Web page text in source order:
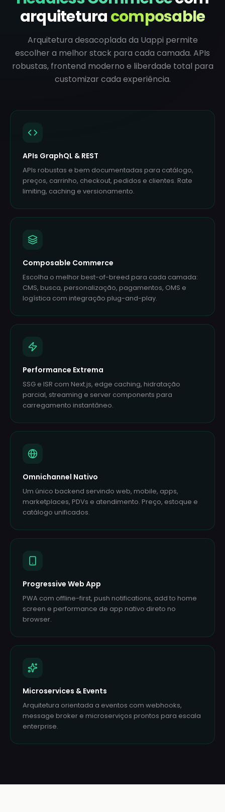
arquiteturacomposable
Arquitetura desacoplada da Uappi permite
escolher a melhor stack para cada camada. APIs
robustas, frontend moderno e liberdade total para
customizar cada experiência.
APIs GraphQL & REST
APIs robustas e bem documentadas para catálogo,
preços, carrinho, checkout, pedidos e clientes. Rate
limiting, caching e versionamento.
Composable Commerce
Escolha o melhor best-of-breed para cada camada:
CMS, busca, personalização, pagamentos, OMS e
logística com integração plug-and-play.
Performance Extrema
SSG e ISR com Next.js, edge caching, hidratação
parcial, streaming e server components para
carregamento instantâneo.
Omnichannel Nativo
Um único backend servindo web, mobile, apps,
marketplaces, PDVs e atendimento. Preço, estoque e
catálogo unificados.
Progressive Web App
PWA com offline-first, push notifications, add to home
screen e performance de app nativo direto no
browser.
Microservices & Events
Arquitetura orientada a eventos com webhooks,
message broker e microserviços prontos para escala
enterprise.